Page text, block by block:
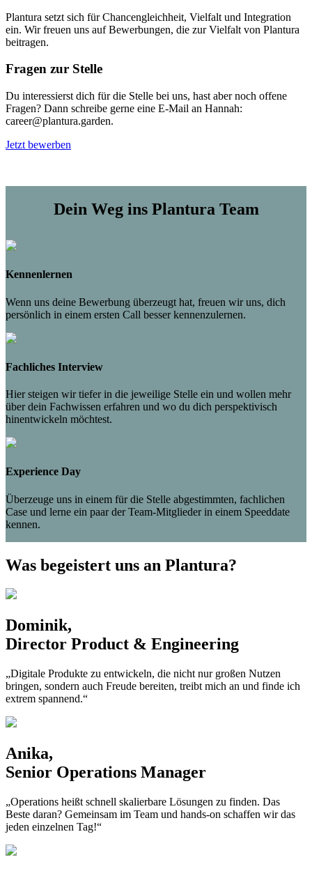
Plantura setzt sich für Chancengleichheit, Vielfalt und Integration
ein. Wir freuen uns auf Bewerbungen, die zur Vielfalt von Plantura
beitragen.
Fragen zur Stelle
Du interessierst dich für die Stelle bei uns, hast aber noch offene
Fragen? Dann schreibe gerne eine E-Mail an Hannah:
career@plantura.garden.
Jetzt bewerben
Dein Weg ins Plantura Team
Kennenlernen
Wenn uns deine Bewerbung überzeugt hat, freuen wir uns, dich
persönlich in einem ersten Call besser kennenzulernen.
Fachliches Interview
Hier steigen wir tiefer in die jeweilige Stelle ein und wollen mehr
über dein Fachwissen erfahren und wo du dich perspektivisch
hinentwickeln möchtest.
Experience Day
Überzeuge uns in einem für die Stelle abgestimmten, fachlichen
Case und lerne ein paar der Team-Mitglieder in einem Speeddate
kennen.
Was begeistert uns an Plantura?
Dominik,
Director Product & Engineering
„Digitale Produkte zu entwickeln, die nicht nur großen Nutzen
bringen, sondern auch Freude bereiten, treibt mich an und finde ich
extrem spannend.“
Anika,
Senior Operations Manager
„Operations heißt schnell skalierbare Lösungen zu finden. Das
Beste daran? Gemeinsam im Team und hands-on schaffen wir das
jeden einzelnen Tag!“